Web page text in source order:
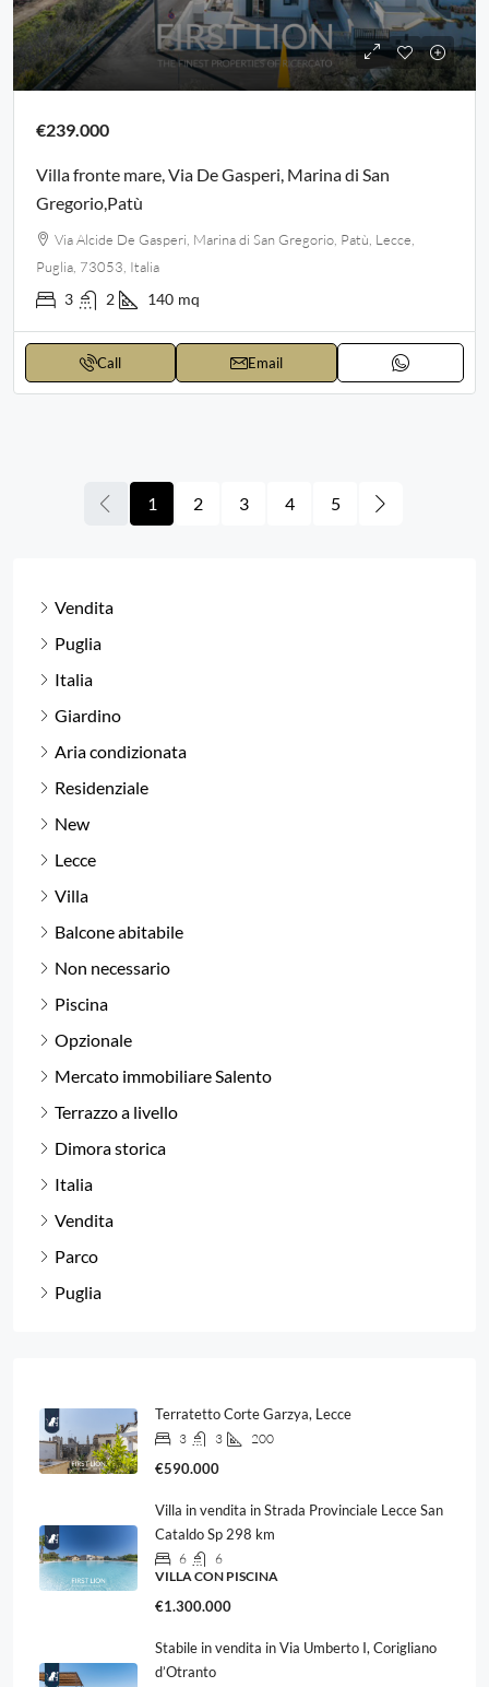
€239.000
Villa fronte mare, Via De Gasperi, Marina di San
Gregorio,Patù
Via Alcide De Gasperi, Marina di San Gregorio, Patù, Lecce,
Puglia, 73053, Italia
3 2 140 mq
Call Email
1 2 3 4 5
Vendita
Puglia
Italia
Giardino
Aria condizionata
Residenziale
New
Lecce
Villa
Balcone abitabile
Non necessario
Piscina
Opzionale
Mercato immobiliare Salento
Terrazzo a livello
Dimora storica
Italia
Vendita
Parco
Puglia
Terratetto Corte Garzya, Lecce
3 3 200
€590.000
Villa in vendita in Strada Provinciale Lecce San
Cataldo Sp 298 km
6
6
VILLA CON PISCINA
€1.300.000
Stabile in vendita in Via Umberto I, Corigliano
d’Otranto